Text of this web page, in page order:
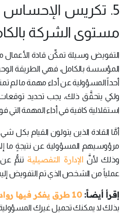
5. تكريس الإحساس
مستوى الشركة
التفويض وسيلة تمكِّن قادة
المؤسسة بالكامل، فهي الطريقة
أحداً المسؤولية عن أداء مهمة ما لم
ولكي يتحقَّق ذلك، يجب تحديد
استقلالية كافية في أداء المهمة التي
أمَّا القادة الذين يتولون القيام
مرؤوسيهم المسؤولية عن نتيجةٍ ما
وذلك لأنَّ الإدارة التفصيلية تنمُّ
عملياً من الشخص الذي تم التفويض
إقرأ أيضاً:10 طرق يفكر فيها رواد الأعمال تفكيراً مختلفاً
بذلك لا يمكنك تحميل غيرك